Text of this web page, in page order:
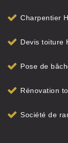
Charpentier
Devis toiture
Pose de
Rénovation
Société de